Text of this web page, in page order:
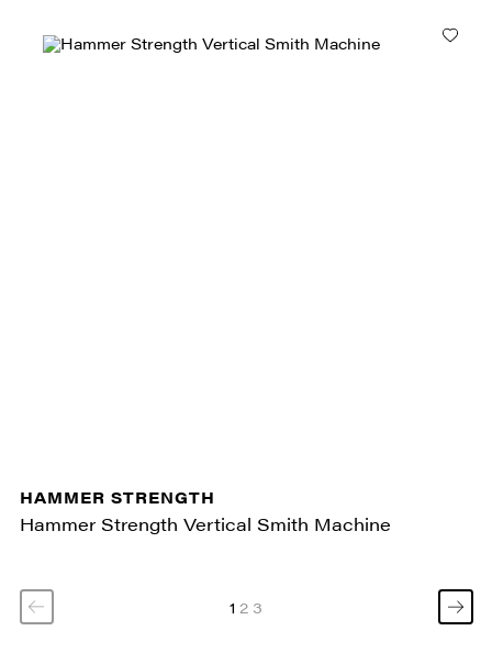
HAMMER STRENGTH
Hammer Strength Vertical Smith Machine
1 2 3